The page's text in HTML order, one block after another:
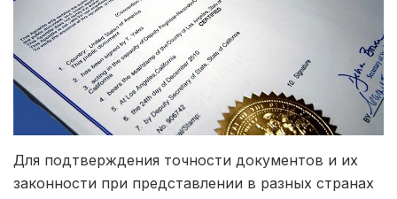
Для подтверждения точности документов и их
законности при представлении в разных странах